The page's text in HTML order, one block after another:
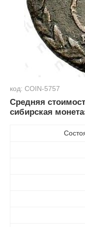
код: COIN-5757
Средняя
сибирская